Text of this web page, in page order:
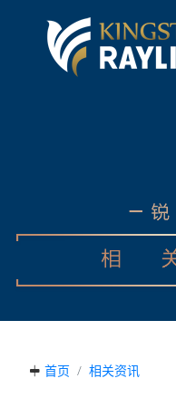
首页 相关资讯